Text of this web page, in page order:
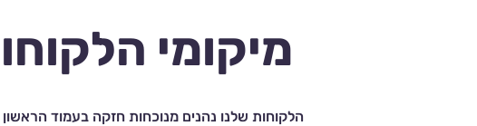
מיקומי
הלקוחות שלנו נהנים מנוכחות חזקה בעמוד